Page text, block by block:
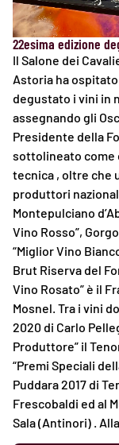
22esima edizione
Il Salone dei
Astoria ha
degustato i vini in
assegnando gli
Presidente della
sottolineato come
tecnica , oltre che
produttori
Montepulciano
Vino Rosso”,
“Miglior Vino
Brut Riserva del
Vino Rosato” è il
Mosnel. Tra i vini
2020 di Carlo
Produttore” il
“Premi Speciali
Puddara 2017 di
Frescobaldi ed al
Sala (Antinori) .